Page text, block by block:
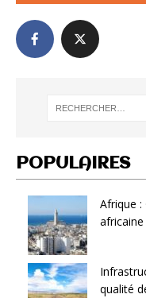
POPULAIRES
Afrique :
qualité